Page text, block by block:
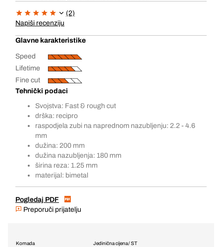
(2)
Napiši recenziju
Glavne karakteristike
Speed
Lifetime
Fine cut
Tehnički podaci
Svojstva: Fast & rough cut
drška: recipro
raspodjela zubi na naprednom nazubljenju: 2.2 - 4.6
mm
dužina: 200 mm
dužina nazubljenja: 180 mm
širina reza: 1.25 mm
materijal: bimetal
Pogledaj PDF
Preporuči prijatelju
Jedinična cijena / ST
Komada